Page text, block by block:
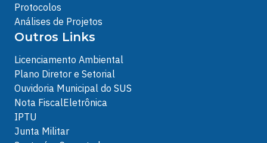
Protocolos
Análises de Projetos
Outros Links
Licenciamento Ambiental
Plano Diretor e Setorial
Ouvidoria Municipal do SUS
Nota FiscalEletrônica
IPTU
Junta Militar